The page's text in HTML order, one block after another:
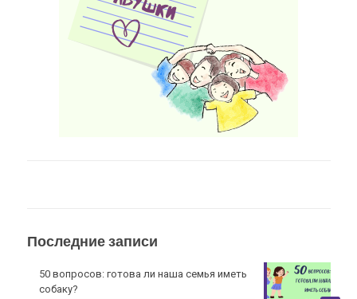
Последние записи
50 вопросов: готова ли наша семья иметь
собаку?